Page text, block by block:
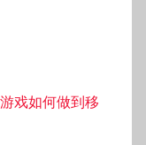
戏如何做到移